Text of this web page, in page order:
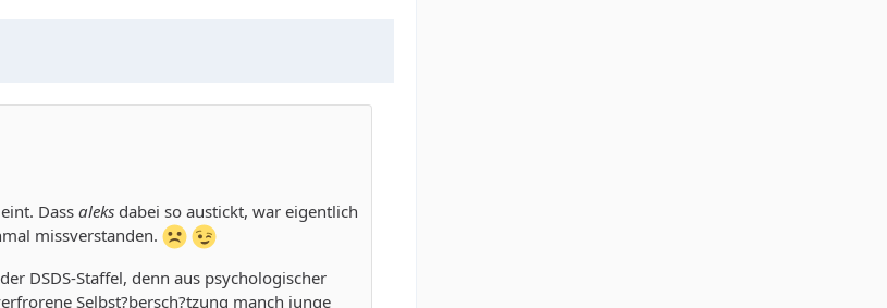
Dass aleks dabei so austickt, war eigentlich
missverstanden.
DSDS-Staffel, denn aus psychologischer
Selbst?bersch?tzung manch junge